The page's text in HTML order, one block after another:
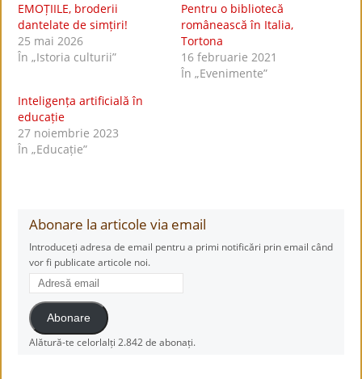
EMOȚIILE, broderii
dantelate de simțiri!
25 mai 2026
În „Istoria culturii”
Pentru o bibliotecă
românească în Italia,
Tortona
16 februarie 2021
În „Evenimente”
Inteligența artificială în
educație
27 noiembrie 2023
În „Educație”
Abonare la articole via email
Introduceți adresa de email pentru a primi notificări prin email când
vor fi publicate articole noi.
Adresă
email
Abonare
Alătură-te celorlalți 2.842 de abonați.